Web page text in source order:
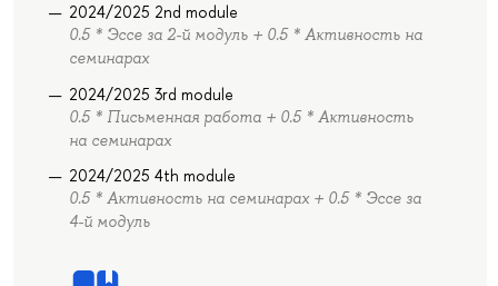
2024/2025 2nd module
0.5 * Эссе за 2-й модуль + 0.5 * Активность на
семинарах
2024/2025 3rd module
0.5 * Письменная работа + 0.5 * Активность
на семинарах
2024/2025 4th module
0.5 * Активность на семинарах + 0.5 * Эссе за
4-й модуль